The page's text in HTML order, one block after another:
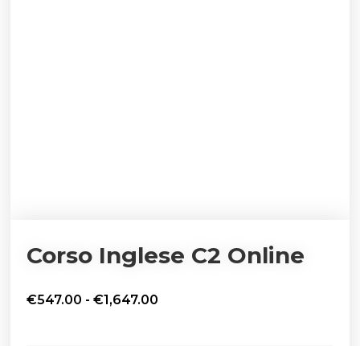
Corso Inglese C2 Online
€547.00 - €1,647.00